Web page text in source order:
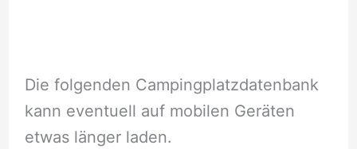
Die folgenden Campingplatzdatenbank
kann eventuell auf mobilen Geräten
etwas länger laden.